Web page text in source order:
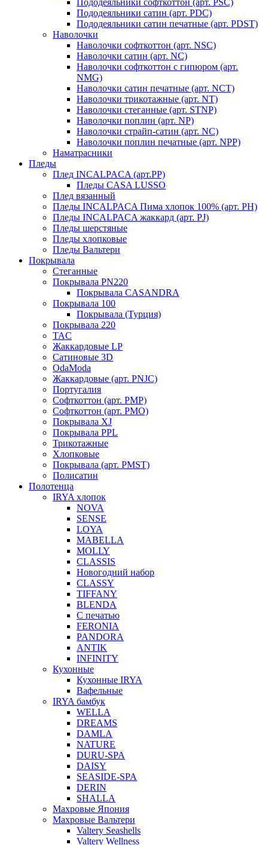
Пододеяльники софткоттон (арт. PSC)
Пододеяльники сатин (арт. PDC)
Пододеяльники сатин печатные (арт. PDST)
Наволочки
Наволочки софткоттон (арт. NSC)
Наволочки сатин (арт. NC)
Наволочки софткоттон с гипюром (арт.
NMG)
Наволочки сатин печатные (арт. NCT)
Наволочки трикотажные (арт. NT)
Наволочки стеганные (арт. STNP)
Наволочки поплин (арт. NP)
Наволочки страйп-сатин (арт. NC)
Наволочки поплин печатные (арт. NPP)
Наматрасники
Пледы
Плед INCALPACA (арт.PP)
Пледы CASA LUSSO
Плед вязанный
Пледы INCALPACA Пима хлопок 100% (арт. PH)
Пледы INCALPACA жаккард (арт. PJ)
Пледы шерстяные
Пледы хлопковые
Пледы Вальтери
Покрывала
Стеганные
Покрывала PN220
Покрывала CASANDRA
Покрывала 100
Покрывала (Турция)
Покрывала 220
TAC
Жаккардовые LP
Сатиновые 3D
OdaModa
Жаккардовые (арт. PNJC)
Португалия
Софткоттон (арт. PMP)
Софткоттон (арт. PMO)
Покрывала XJ
Покрывала PPL
Трикотажные
Хлопковые
Покрывала (арт. PMST)
Полисатин
Полотенца
IRYA хлопок
NOVA
SENSE
LOYA
MABELLA
MOLLY
CLASSIS
Новогодний набор
CLASSY
TIFFANY
BLENDA
С печатью
FERONIA
PANDORA
ANTIK
INFINITY
Кухонные
Кухонные IRYA
Вафельные
IRYA бамбук
WELLA
DREAMS
DAMLA
NATURE
DURU-SPA
DAISY
SEASIDE-SPA
DERIN
SHALLA
Махровые Япония
Махровые Вальтери
Valtery Seashells
Valtery Wellness